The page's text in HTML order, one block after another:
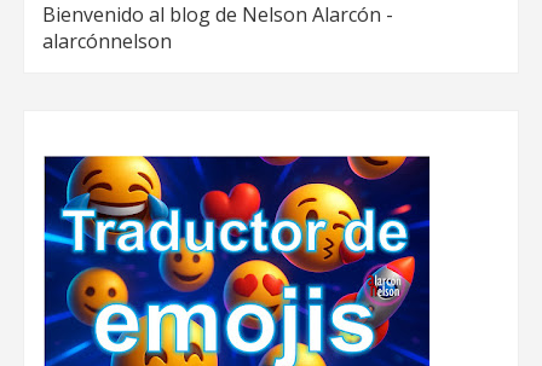
Bienvenido al blog de Nelson Alarcón -
alarcónnelson